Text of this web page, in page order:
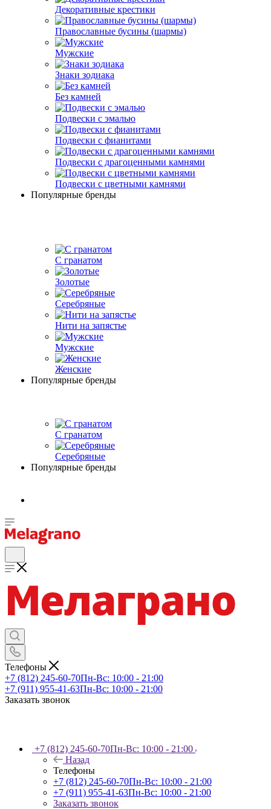
Декоративные крестики
Православные бусины (шармы)
Мужские
Знаки зодиака
Без камней
Подвески с эмалью
Подвески с фианитами
Подвески с драгоценными камнями
Подвески с цветными камнями
Популярные бренды
С гранатом
Золотые
Серебряные
Нити на запястье
Мужские
Женские
Популярные бренды
С гранатом
Серебряные
Популярные бренды
Телефоны
+7 (812) 245-60-70Пн-Вс: 10:00 - 21:00
+7 (911) 955-41-63Пн-Вс: 10:00 - 21:00
Заказать звонок
+7 (812) 245-60-70Пн-Вс: 10:00 - 21:00
Назад
Телефоны
+7 (812) 245-60-70Пн-Вс: 10:00 - 21:00
+7 (911) 955-41-63Пн-Вс: 10:00 - 21:00
Заказать звонок